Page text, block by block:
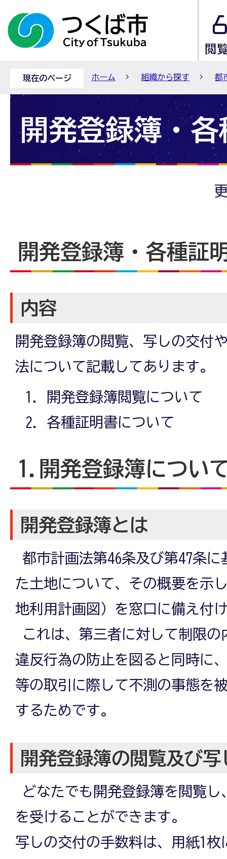
現在のページ ホーム 組織から探す 都
開発登録簿・各
開発登録簿・各種証
内容
開発登録簿の閲覧、写しの交付
法について記載してあります。
開発登録簿閲覧について
各種証明書について
1.開発登録簿につい
開発登録簿とは
都市計画法第46条及び第47条
た土地について、その概要を示
地利用計画図）を窓口に備え付
これは、第三者に対して制限の
違反行為の防止を図ると同時に
等の取引に際して不測の事態を
するためです。
開発登録簿の閲覧及び写
どなたでも開発登録簿を閲覧し
を受けることができます。
写しの交付の手数料は、用紙1枚